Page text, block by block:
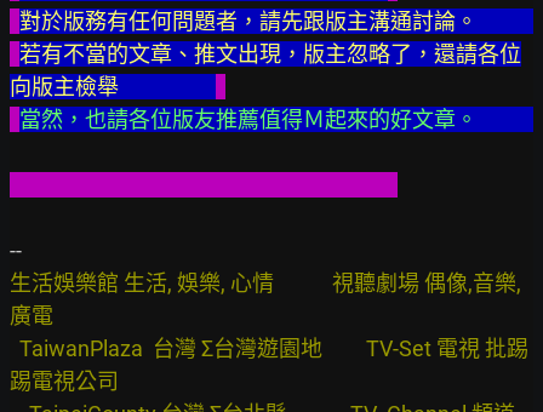
若有不當的文章、推文出現，版主忽略了，還請各位
向版主檢舉
當然，也請各位版友推薦值得Ｍ起來的好文章。
生活娛樂館 生活, 娛樂, 心情            視聽劇場 偶像,音樂,
廣電
踢電視公司